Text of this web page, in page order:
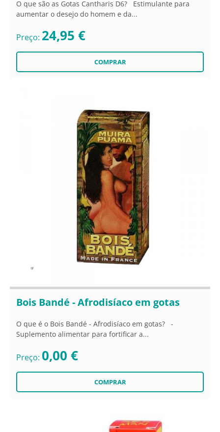
O que são as Gotas Cantharis D6? Estimulante para
aumentar o desejo do homem e da...
Preço: 24,95 €
Bois Bandé - Afrodisíaco em gotas
O que é o Bois Bandé - Afrodisíaco em gotas? -
Suplemento alimentar para fortificar a...
Preço: 0,00 €